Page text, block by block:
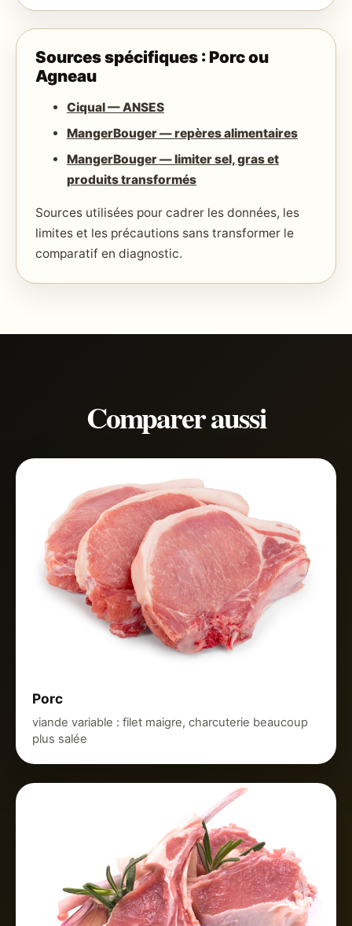
Sources spécifiques : Porc ou
Agneau
Ciqual — ANSES
MangerBouger — repères alimentaires
MangerBouger — limiter sel, gras et
produits transformés
Sources utilisées pour cadrer les données, les
limites et les précautions sans transformer le
comparatif en diagnostic.
Comparer aussi
Porc
viande variable : filet maigre, charcuterie beaucoup
plus salée